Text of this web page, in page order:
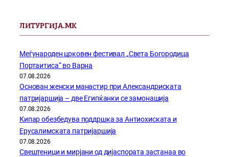
ЛИТУРГИЈА.МК
Меѓународен црковен фестивал „Света Богородица
Портаитиса“ во Варна
07.08.2026
Основан женски манастир при Александриската
патријаршија – две Египќанки се замонашија
07.08.2026
Кипар обезбедува поддршка за Антиохиската и
Ерусалимската патријаршија
07.08.2026
Свештеници и мирјани од дијаспората застанаа во